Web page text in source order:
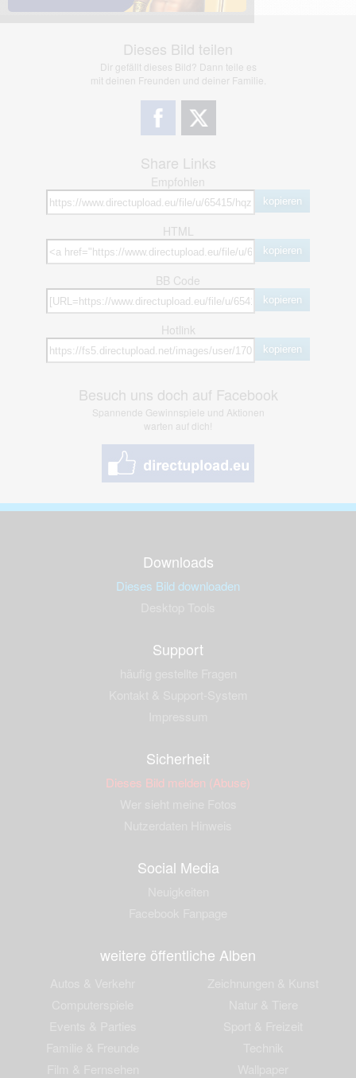
Dieses Bild teilen
Dir gefällt dieses Bild? Dann teile es
mit deinen Freunden und deiner Familie.
Share Links
Empfohlen
kopieren
HTML
kopieren
BB Code
kopieren
Hotlink
kopieren
Besuch uns doch auf Facebook
Spannende Gewinnspiele und Aktionen
warten auf dich!
Downloads
Dieses Bild downloaden
Support
Sicherheit
Dieses Bild melden (Abuse)
Social Media
weitere öffentliche Alben